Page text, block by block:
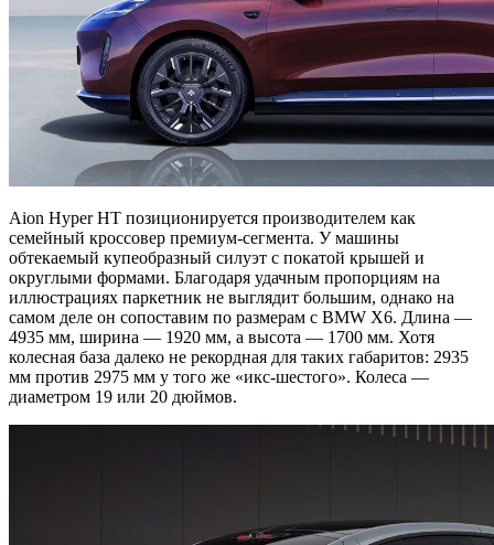
Aion Hyper HT позиционируется производителем как
семейный кроссовер премиум-сегмента. У машины
обтекаемый купеобразный силуэт с покатой крышей и
округлыми формами. Благодаря удачным пропорциям на
иллюстрациях паркетник не выглядит большим, однако на
самом деле он сопоставим по размерам с BMW X6. Длина —
4935 мм, ширина — 1920 мм, а высота — 1700 мм. Хотя
колесная база далеко не рекордная для таких габаритов: 2935
мм против 2975 мм у того же «икс-шестого». Колеса —
диаметром 19 или 20 дюймов.